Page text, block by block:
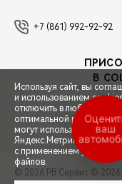
ЗАПИСЬ НА ТЕСТ-
+7 (861) 992-92-92
В
© 2026 РВ Сервис ©
Используя сайт, вы
и использованием
отключить в любой
оптимальной работы и
могут использоваться
Яндекс.Метрика).
с применением
файлов.
ваш